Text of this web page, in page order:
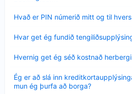
Hvað er PIN númerið mitt og til
sýnt
Hvar get ég fundið
sýnt
Hvernig get ég séð kostnað
sýnt
Ég er að slá inn
mun ég þurfa að borga?
Minna
sýnt